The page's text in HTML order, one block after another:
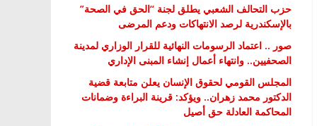
حزب التحالف الشعبي يطلق لجنة “الحق في الصحة”
بالإسكندرية لرصد الانتهاكات ودعم المرضى
صور .. اعتماد الرسومات النهائية للقرار الوزاري لمدينة
الصحفيين.. وانتهاء أعمال إنشاء المبنى الإداري
المجلس القومي لحقوق الإنسان يعلن متابعة قضية
الدكتور محمد زهران.. ويؤكد: قرينة البراءة وضمانات
المحاكمة العادلة حق أصيل